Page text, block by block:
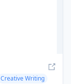
Creative Writing